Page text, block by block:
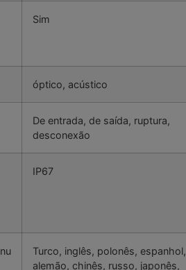
Sim
óptico, acústico
De entrada, de saída, ruptura,
desconexão
IP67
Turco, inglês, polonês, espanhol,
alemão, chinês, russo, japonês,